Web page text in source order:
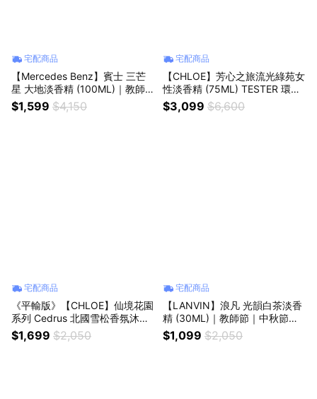
宅配商品
【Mercedes Benz】賓士 三芒
星 大地淡香精 (100ML)｜教師
節｜中秋節｜星座禮｜生日禮物
｜情人節｜感謝禮
$1,599 $4,150
宅配商品
【CHLOE】芳心之旅流光綠苑女
性淡香精 (75ML) TESTER 環保
包裝
$3,099 $6,600
宅配商品
《平輸版》【CHLOE】仙境花園
系列 Cedrus 北國雪松香氛沐浴
露 (300ML)｜畢業季｜星座禮｜
生日禮物｜情人節禮物｜感謝禮
$1,699 $2,050
宅配商品
【LANVIN】浪凡 光韻白茶淡香
精 (30ML)｜教師節｜中秋節｜
星座禮｜生日禮物｜情人節｜感
謝禮
$1,099 $2,050